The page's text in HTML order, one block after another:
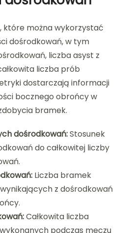
które można wykorzystać
dośrodkowań, w tym
liczba asyst z
liczba prób
dostarczają informacji
bocznego obrońcy w
bramek.
dośrodkowań:Stosunek
do całkowitej liczby
Liczba bramek
z dośrodkowań
Całkowita liczba
podczas meczu